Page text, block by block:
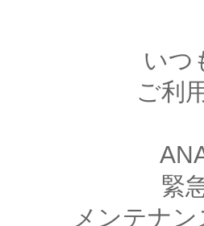
いつ
ご利
緊
メンテナ